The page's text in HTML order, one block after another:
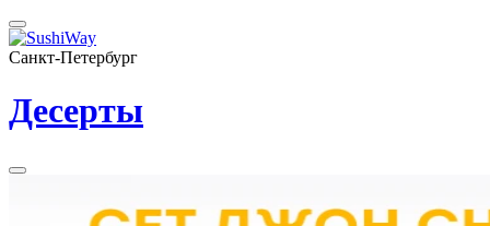
Санкт-Петербург
Десерты